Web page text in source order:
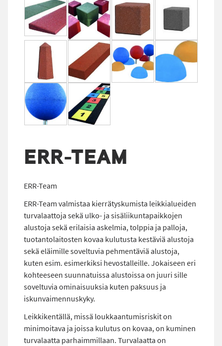
ERR-TEAM
ERR-Team
ERR-Team valmistaa kierrätyskumista leikkialueiden
turvalaattoja sekä ulko- ja sisäliikuntapaikkojen
alustoja sekä erilaisia askelmia, tolppia ja palloja,
tuotantolaitosten kovaa kulutusta kestäviä alustoja
sekä eläimille soveltuvia pehmentäviä alustoja,
kuten esim. esimerkiksi hevostalleille. Jokaiseen eri
kohteeseen suunnatuissa alustoissa on juuri sille
soveltuvia ominaisuuksia kuten paksuus ja
iskunvaimennuskyky.
Leikkikentällä, missä loukkaantumisriskit on
minimoitava ja joissa kulutus on kovaa, on kuminen
turvalaatta parhaimmillaan. Turvalaatta on